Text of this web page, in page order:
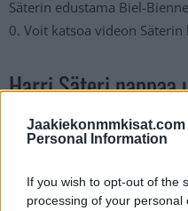
Jaakiekonmmkisat.com
Personal Information
If you wish to opt-out of the
processing of your
Säterin edustama Biel-
0. Voit katsoa videon
Harri Säteri nappaa
torjunnan
248